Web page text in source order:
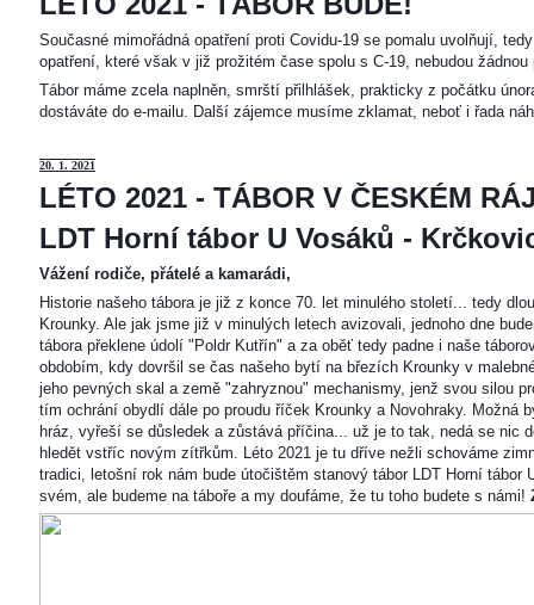
Současné mimořádná opatření proti Covidu-19 se pomalu uvolňují,
opatření, které však v již prožitém čase spolu s C-19, nebudou žádnou
Tábor máme zcela naplněn, smrští přilhlášek, prakticky z počátku
dostáváte do e-mailu. Další zájemce musíme zklamat, neboť i řada
20. 1. 2021
LÉTO 2021 - TÁBOR V ČESKÉM
LDT Horní tábor U Vosáků -
Vážení rodiče, přátelé a kamarádi,
Historie našeho tábora je již z konce 70. let minulého století... tedy
Krounky. Ale jak jsme již v minulých letech avizovali, jednoho dne
tábora překlene údolí "Poldr Kutřín" a za oběť tedy padne i naše
obdobím, kdy dovršil se čas našeho bytí na březích Krounky v
jeho pevných skal a země "zahryznou" mechanismy, jenž svou silou
tím ochrání obydlí dále po proudu říček Krounky a Novohraky. Možná
hráz, vyřeší se důsledek a zůstává příčina... už je to tak, nedá se nic
hledět vstříc novým zítřkům. Léto 2021 je tu dříve nežli schováme
tradici, letošní rok nám bude útočištěm stanový tábor LDT Horní tábor
svém, ale budeme na táboře a my doufáme, že tu toho budete s námi!